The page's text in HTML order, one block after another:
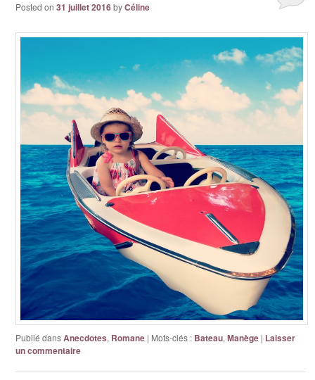
Posted on31 juillet 2016byCéline
Publié dansAnecdotes, Romane | Mots-clés : Bateau,Manège | Laisser
un commentaire